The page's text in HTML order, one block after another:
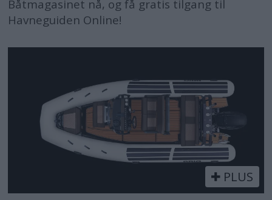
Båtmagasinet nå, og få gratis tilgang til
Havneguiden Online!
PLUS